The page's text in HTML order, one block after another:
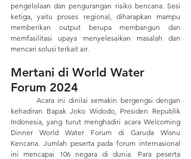
pengelolaan dan pengurangan risiko bencana. Sesi
ketiga, yaitu proses regional, diharapkan mampu
memberikan output berupa membangun dan
memfasilitasi upaya menyelesaikan masalah dan
mencari solusi terkait air.
Mertani di World Water
Forum 2024
kehadiran Bapak Joko Widodo, Presiden Republik
Indonesia, yang turut menghadiri acara Welcoming
Dinner World Water Forum di Garuda Wisnu
Kencana. Jumlah peserta pada forum internasional
ini mencapai 106 negara di dunia. Para peserta